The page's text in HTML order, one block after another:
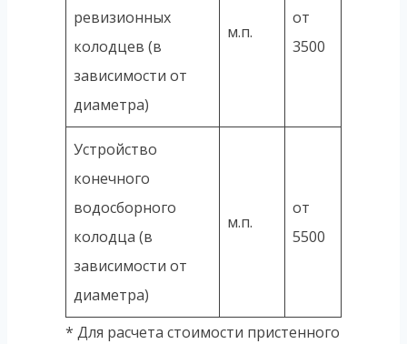
ревизионных
колодцев (в
зависимости от
диаметра)
м.п.
от
3500
Устройство
конечного
водосборного
колодца (в
зависимости от
диаметра)
м.п.
от
5500
* Для расчета стоимости пристенного